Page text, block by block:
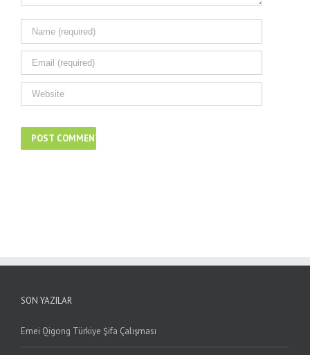
SON YAZILAR
Emei Qigong Türkiye Şifa Çalışması